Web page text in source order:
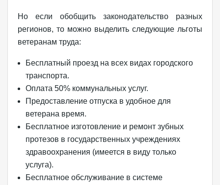
Но если обобщить законодательство разных
регионов, то можно выделить следующие льготы
ветеранам труда:
Бесплатный проезд на всех видах городского
транспорта.
Оплата 50% коммунальных услуг.
Предоставление отпуска в удобное для
ветерана время.
Бесплатное изготовление и ремонт зубных
протезов в государственных учреждениях
здравоохранения (имеется в виду только
услуга).
Бесплатное обслуживание в системе